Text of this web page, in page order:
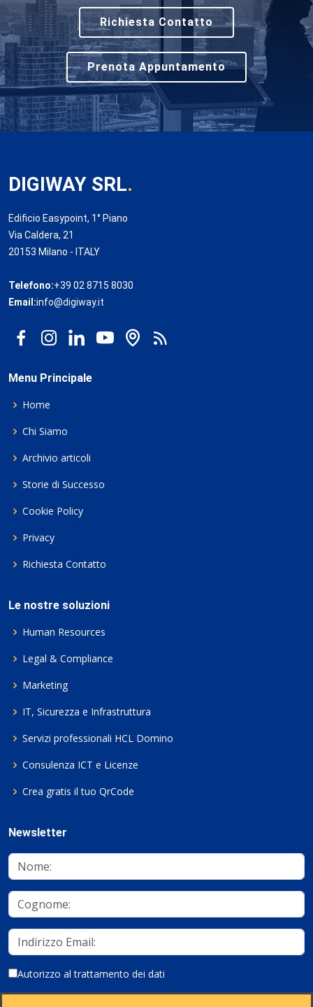
Richiesta Contatto
Prenota Appuntamento
DIGIWAY SRL.
Edificio Easypoint, 1° Piano
Via Caldera, 21
20153 Milano - ITALY
Telefono:+39 02 8715 8030
Email:info@digiway.it
Menu Principale
Home
Chi Siamo
Archivio articoli
Storie di Successo
Cookie Policy
Privacy
Richiesta Contatto
Le nostre soluzioni
Human Resources
Legal & Compliance
Marketing
IT, Sicurezza e Infrastruttura
Servizi professionali HCL Domino
Consulenza ICT e Licenze
Crea gratis il tuo QrCode
Newsletter
Autorizzo al trattamento dei dati